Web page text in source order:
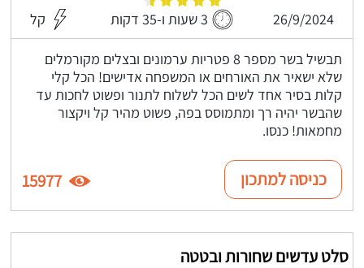
26/9/2024 3 שעות ו-35 דקות קל
תבשיל בשר מספר 8 פטריות ערמונים ובצלים מקורמלים
שלא ישאיר את האורחים או המשפחה אדישים! הכל קלי
קלות בסיר אחד לשים הכל לשלוח לתנור ופשוט לחכות עד
שהבשר יהיה רך ומתמוסס בפה, פשוט מהיר קל ויקצור
מחמאות! כנסו.
כניסה למתכון 15977
סלט עדשים שחורות ובטטה